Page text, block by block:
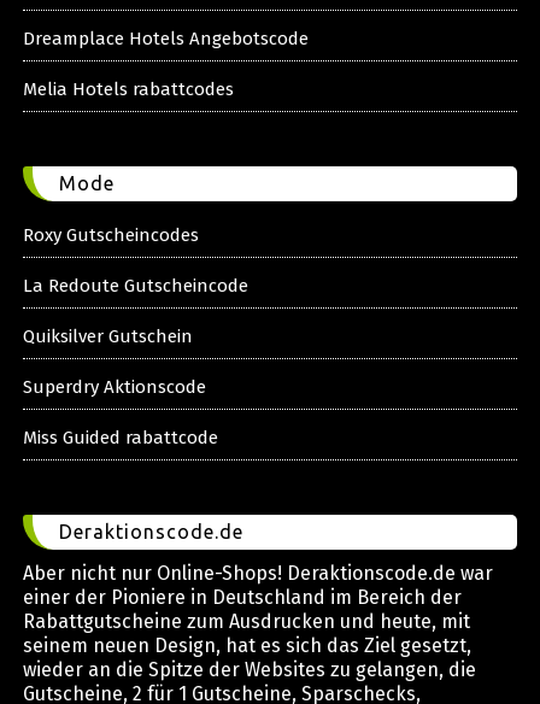
Dreamplace Hotels Angebotscode
Melia Hotels rabattcodes
Mode
Roxy Gutscheincodes
La Redoute Gutscheincode
Quiksilver Gutschein
Superdry Aktionscode
Miss Guided rabattcode
Deraktionscode.de
Aber nicht nur Online-Shops! Deraktionscode.de war
einer der Pioniere in Deutschland im Bereich der
Rabattgutscheine zum Ausdrucken und heute, mit
seinem neuen Design, hat es sich das Ziel gesetzt,
wieder an die Spitze der Websites zu gelangen, die
Gutscheine, 2 für 1 Gutscheine, Sparschecks,